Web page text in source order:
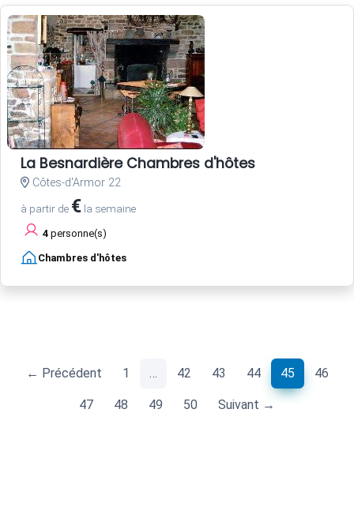
La Besnardière Chambres d'hôtes
Côtes-d'Armor 22
à partir de € la semaine
4 personne(s)
Chambres d'hôtes
← Précédent 1 … 42 43 44 45(current)
46
47 48 49 50 Suivant →